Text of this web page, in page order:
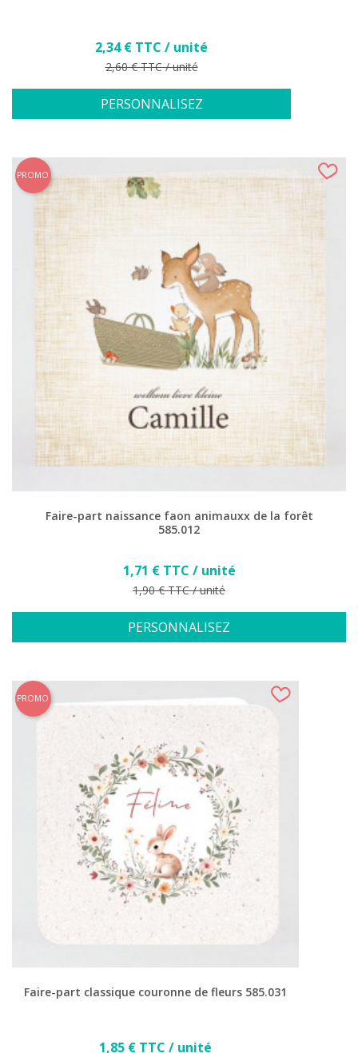
Prix
2,34 € TTC / unité
Prix de base
2,60 € TTC / unité
PERSONNALISEZ
Faire-part naissance faon animauxx de la forêt
585.012
Prix
1,71 € TTC / unité
Prix de base
1,90 € TTC / unité
PERSONNALISEZ
PROMO
Faire-part classique couronne de fleurs 585.031
Prix
1,85 € TTC / unité
PROMO